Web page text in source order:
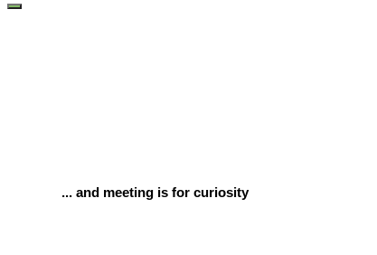
... and meeting is for curiosity